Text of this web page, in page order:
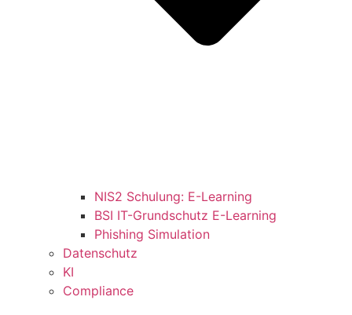
NIS2 Schulung: E-Learning
BSI IT-Grundschutz E-Learning
Phishing Simulation
Datenschutz
KI
Compliance